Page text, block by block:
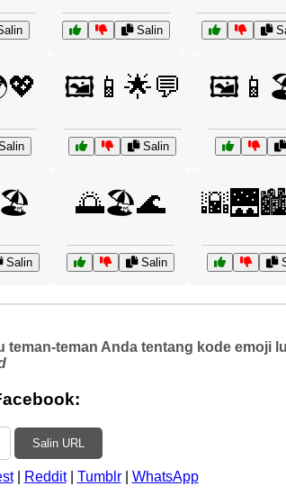
Salin
🖼️📱🌟💬
Salin
Salin
🌅🏖️🌊
Salin
teman Anda tentang kode emoji
Salin URL
| Reddit| Tumblr| WhatsApp